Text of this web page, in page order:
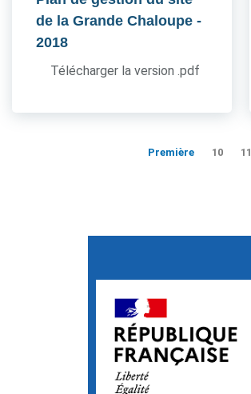
de la Grande Chaloupe -
2018
Télécharger la version .pdf
Première 10 11